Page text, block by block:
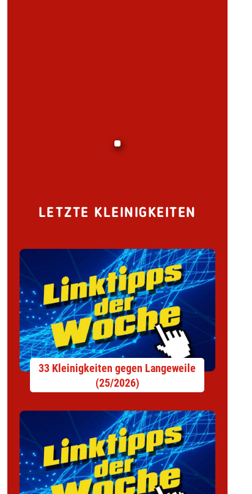
LETZTE KLEINIGKEITEN
33 Kleinigkeiten gegen Langeweile
(25/2026)